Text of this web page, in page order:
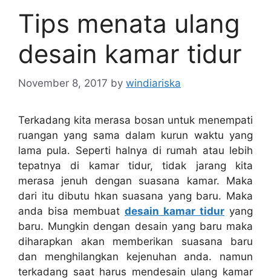
Tips menata ulang
desain kamar tidur
November 8, 2017 by windiariska
Terkadang kita merasa bosan untuk menempati
ruangan yang sama dalam kurun waktu yang
lama pula. Seperti halnya di rumah atau lebih
tepatnya di kamar tidur, tidak jarang kita
merasa jenuh dengan suasana kamar. Maka
dari itu dibutu hkan suasana yang baru. Maka
anda bisa membuat desain kamar tidur yang
baru. Mungkin dengan desain yang baru maka
diharapkan akan memberikan suasana baru
dan menghilangkan kejenuhan anda. namun
terkadang saat harus mendesain ulang kamar